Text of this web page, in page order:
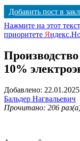
Добавить пост в
Нажмите на этот
приоритете Я
10%
Добавлено: 22.01.2025
Бальдер Нагвальевич
Прочитано: 206